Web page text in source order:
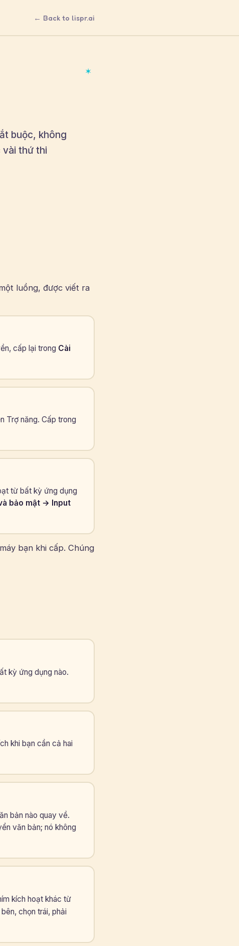
← Back to lispr.ai
✶
buộc, không
vài thứ thi
luồng, được viết ra
cấp lại trong Cài
Trợ năng. Cấp trong
từ bất kỳ ứng dụng
bảo mật → Input
bạn khi cấp. Chúng
kỳ ứng dụng nào.
khi bạn cần cả hai
bản nào quay về.
văn bản; nó không
kích hoạt khác từ
chọn trái, phải